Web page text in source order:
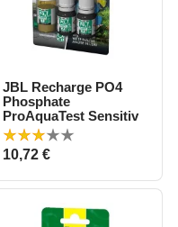
JBL Recharge PO4
Phosphate
ProAquaTest Sensitiv
Prix
10,72 €